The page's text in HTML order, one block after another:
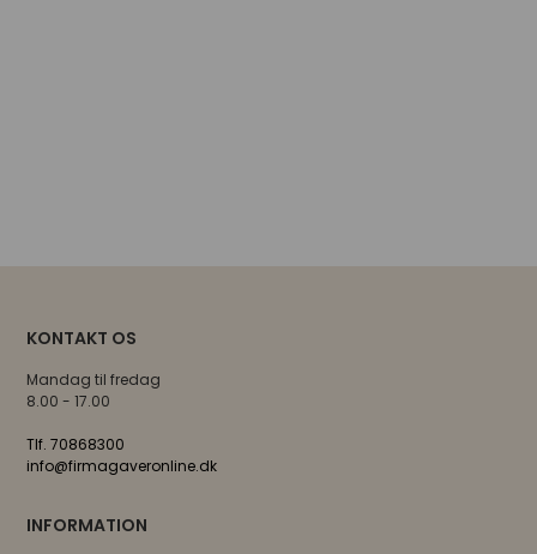
KONTAKT OS
Mandag til fredag
8.00 - 17.00
Tlf. 70868300
info@firmagaveronline.dk
INFORMATION